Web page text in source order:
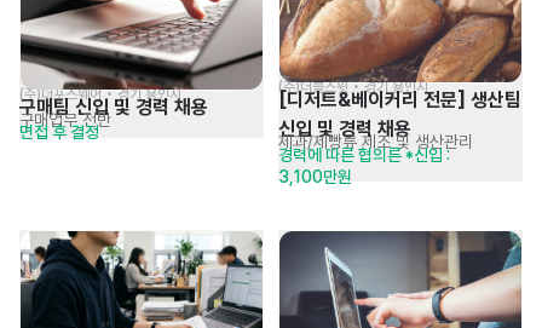
(주)더포스웨어 • 경기 용인시
구매팀 신입 및 경력 채용
구매업무 전반
면접 후 결정
(주)더블스윗 • 경기 용인시
[디저트&베이커리 전문] 생산팀
신입 및 경력 채용
제과/제빵류 제조 및 생산관리
경력에 따른 협의른 *신입 :
3,100만원